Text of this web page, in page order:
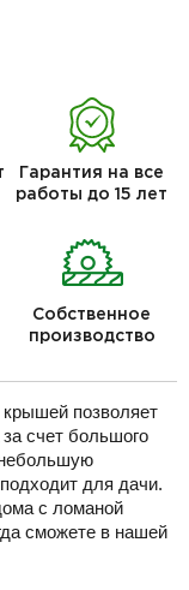
Гарантия на все
работы до 15 лет
Собственное
производство
позволяет
счет большого
для дачи.
с ломаной
сможете в нашей